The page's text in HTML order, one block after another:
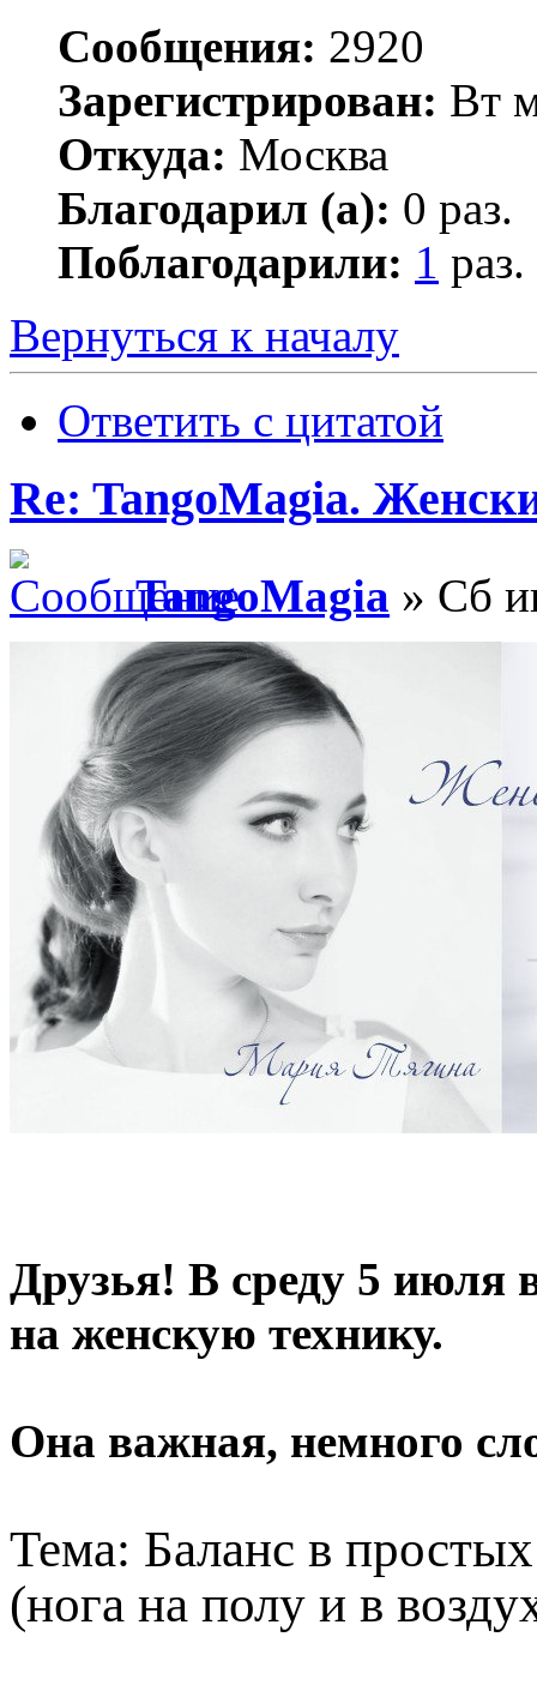
Сообщения: 2920
Зарегистрирован: Вт
Откуда: Москва
Благодарил (а): 0 раз.
Поблагодарили: 1 раз.
Вернуться к началу
Ответить с цитатой
Re: TangoMagia.
TangoMagia » Сб
Друзья! В среду 5 июля
на женскую технику.
Она важная, немного
Тема: Баланс в
(нога на полу и в